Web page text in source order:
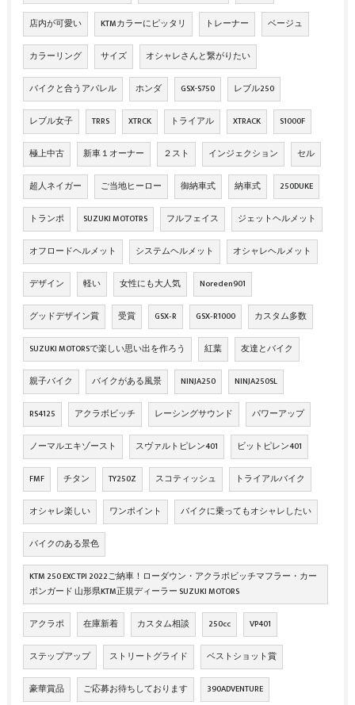
店内が可愛い KTMカラーにピッタリ トレーナー ベージュ
カラーリング サイズ オシャレさんと繋がりたい
バイクと合うアパレル ホンダ GSX-S750 レブル250
レブル女子 TRRS XTRCK トライアル XTRACK S1000F
極上中古 新車１オーナー ２スト インジェクション セル
超人ネイガー ご当地ヒーロー 御納車式 納車式 250DUKE
トランポ SUZUKI MOTOTRS フルフェイス ジェットヘルメット
オフロードヘルメット システムヘルメット オシャレヘルメット
デザイン 軽い 女性にも大人気 Noreden901
グッドデザイン賞 受賞 GSX‐R GSX‐R1000 カスタム多数
SUZUKI MOTORSで楽しい思い出を作ろう 紅葉 友達とバイク
親子バイク バイクがある風景 NINJA250 NINJA250SL
RS4125 アクラボビッチ レーシングサウンド パワーアップ
ノーマルエキゾースト スヴァルトピレン401 ビットピレン401
FMF チタン TY250Z スコティッシュ トライアルバイク
オシャレ楽しい ワンポイント バイクに乗ってもオシャレしたい
バイクのある景色
KTM 250 EXC TPI 2022ご納車！ローダウン・アクラポビッチマフラー・カー
ボンガード 山形県KTM正規ディーラー SUZUKI MOTORS
アクラポ 在庫新着 カスタム相談 250cc VP401
ステップアップ ストリートグライド ベストショット賞
豪華賞品 ご応募お待ちしております 390ADVENTURE